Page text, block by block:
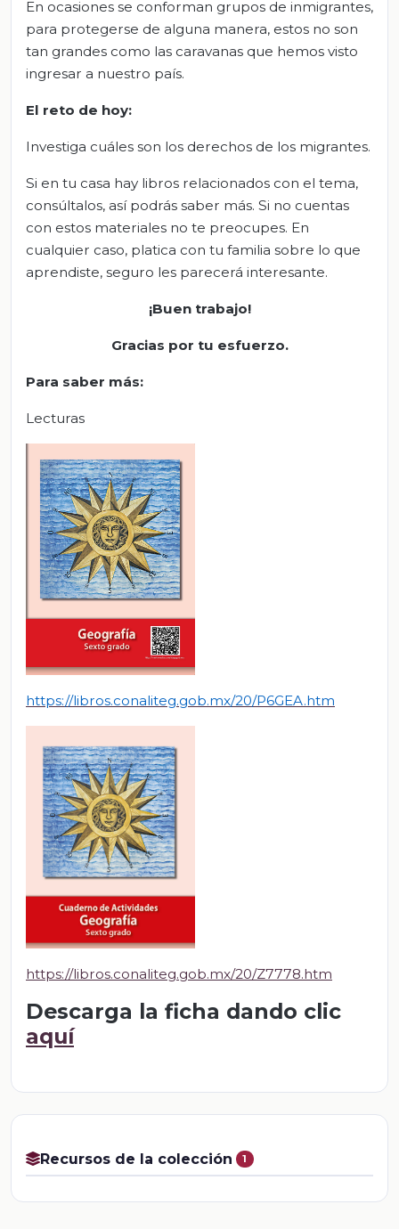
En ocasiones se conforman grupos de inmigrantes,
para protegerse de alguna manera, estos no son
tan grandes como las caravanas que hemos visto
ingresar a nuestro país.
El reto de hoy:
Investiga cuáles son los derechos de los migrantes.
Si en tu casa hay libros relacionados con el tema,
consúltalos, así podrás saber más. Si no cuentas
con estos materiales no te preocupes. En
cualquier caso, platica con tu familia sobre lo que
aprendiste, seguro les parecerá interesante.
¡Buen trabajo!
Gracias por tu esfuerzo.
Para saber más:
Lecturas
https://libros.conaliteg.gob.mx/20/P6GEA.htm
https://libros.conaliteg.gob.mx/20/Z7778.htm
Descarga la ficha dando clic
aquí
Recursos de la colección 1